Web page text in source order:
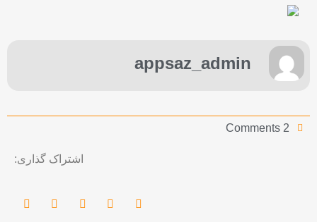
appsaz_admin
2 Comments
اشتراک گذاری: